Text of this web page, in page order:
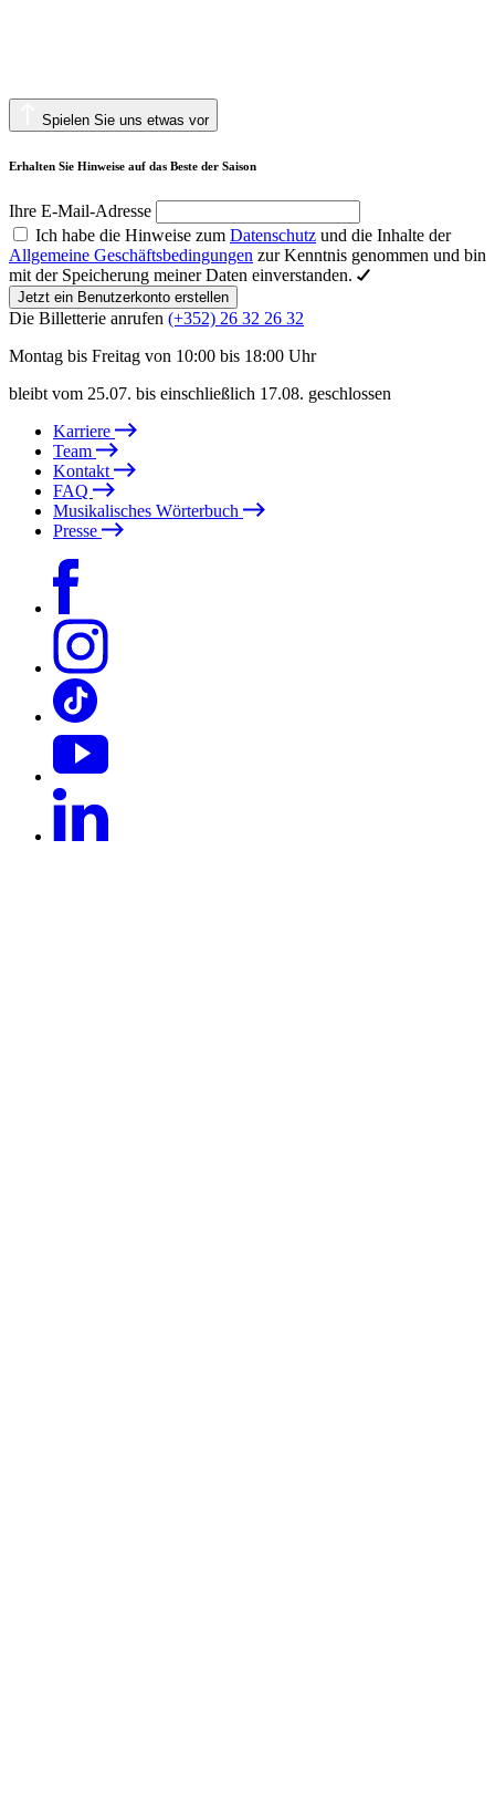
Spielen Sie uns etwas vor
Erhalten Sie Hinweise auf das Beste der Saison
Ihre E-Mail-Adresse
Ich habe die Hinweise zum Datenschutz und die Inhalte der
Allgemeine Geschäftsbedingungen zur Kenntnis genommen und bin
mit der Speicherung meiner Daten einverstanden.
Jetzt ein Benutzerkonto erstellen
Die Billetterie anrufen (+352) 26 32 26 32
Montag bis Freitag von 10:00 bis 18:00 Uhr
bleibt vom 25.07. bis einschließlich 17.08. geschlossen
Karriere
Team
Kontakt
FAQ
Musikalisches Wörterbuch
Presse